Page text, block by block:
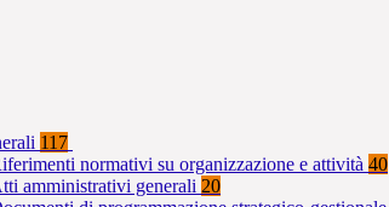
117
normativi su organizzazione e attività 40
amministrativi generali 20